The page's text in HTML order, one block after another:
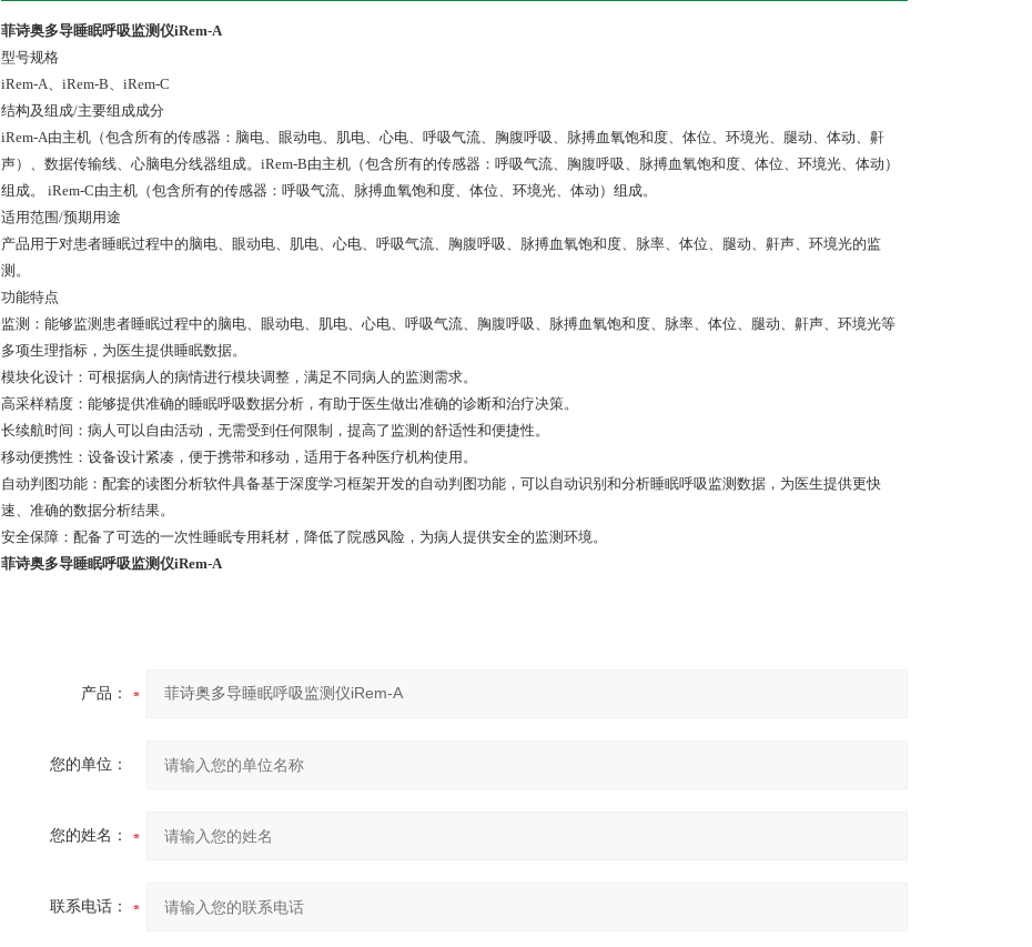
菲诗奥多导睡眠呼吸监测仪iRem-A
型号规格
iRem-A、iRem-B、iRem-C
结构及组成/主要组成成分
iRem-A由主机（包含所有的传感器：脑电、眼动电、肌电、心电、呼吸气流、胸腹呼吸、脉搏血氧饱和度、体位、环境光、腿动、体动、鼾
声）、数据传输线、心脑电分线器组成。iRem-B由主机（包含所有的传感器：呼吸气流、胸腹呼吸、脉搏血氧饱和度、体位、环境光、体动）
组成。 iRem-C由主机（包含所有的传感器：呼吸气流、脉搏血氧饱和度、体位、环境光、体动）组成。
适用范围/预期用途
产品用于对患者睡眠过程中的脑电、眼动电、肌电、心电、呼吸气流、胸腹呼吸、脉搏血氧饱和度、脉率、体位、腿动、鼾声、环境光的监
测。
功能特点
监测：能够监测患者睡眠过程中的脑电、眼动电、肌电、心电、呼吸气流、胸腹呼吸、脉搏血氧饱和度、脉率、体位、腿动、鼾声、环境光等
多项生理指标，为医生提供睡眠数据。
模块化设计：可根据病人的病情进行模块调整，满足不同病人的监测需求。
高采样精度：能够提供准确的睡眠呼吸数据分析，有助于医生做出准确的诊断和治疗决策。
长续航时间：病人可以自由活动，无需受到任何限制，提高了监测的舒适性和便捷性。
移动便携性：设备设计紧凑，便于携带和移动，适用于各种医疗机构使用。
自动判图功能：配套的读图分析软件具备基于深度学习框架开发的自动判图功能，可以自动识别和分析睡眠呼吸监测数据，为医生提供更快
速、准确的数据分析结果。
安全保障：配备了可选的一次性睡眠专用耗材，降低了院感风险，为病人提供安全的监测环境。
菲诗奥多导睡眠呼吸监测仪iRem-A
产品：
您的单位：
您的姓名：
联系电话：